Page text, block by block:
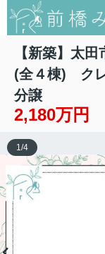
【新築】太
(全４棟) ク
分譲
2,180万円
1/4